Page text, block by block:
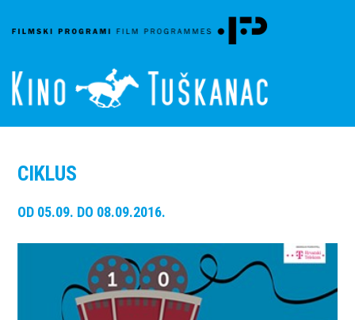
CIKLUS
OD 05.09. DO 08.09.2016.